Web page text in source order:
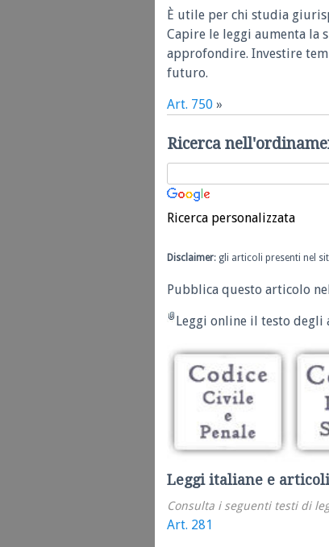
È utile per chi studia
Capire le leggi aumenta la
approfondire. Investire
futuro.
Art. 750 »
Ricerca
Ricerca personalizzata
Disclaimer: gli articoli presenti nel
Pubblica questo articolo
Leggi online il testo
Leggi italiane e
Consulta i seguenti testi di
Art. 281